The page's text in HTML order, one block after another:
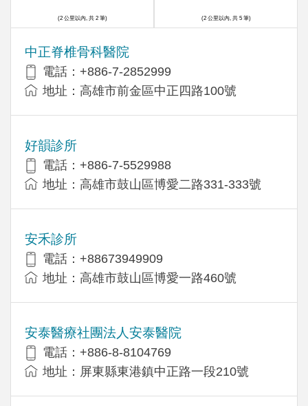
中正脊椎骨科醫院
電話：+886-7-2852999
地址：高雄市前金區中正四路100號
好韻診所
電話：+886-7-5529988
地址：高雄市鼓山區博愛二路331-333號
安禾診所
電話：+88673949909
地址：高雄市鼓山區博愛一路460號
安泰醫療社團法人安泰醫院
電話：+886-8-8104769
地址：屏東縣東港鎮中正路一段210號
(2 公里以內, 共 2 筆) (2 公里以內, 共 5 筆)